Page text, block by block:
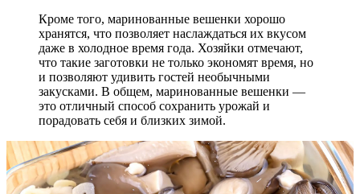
Кроме того, маринованные вешенки хорошо
хранятся, что позволяет наслаждаться их вкусом
даже в холодное время года. Хозяйки отмечают,
что такие заготовки не только экономят время, но
и позволяют удивить гостей необычными
закусками. В общем, маринованные вешенки —
это отличный способ сохранить урожай и
порадовать себя и близких зимой.